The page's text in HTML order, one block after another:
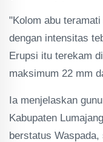
"Kolom abu
dengan intensitas
Erupsi itu terekam
maksimum 22 mm
Ia menjelaskan
Kabupaten
berstatus